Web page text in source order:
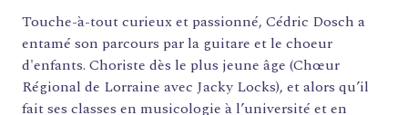
Touche-à-tout curieux et passionné, Cédric Dosch a
entamé son parcours par la guitare et le choeur
d'enfants. Choriste dès le plus jeune âge (Chœur
Régional de Lorraine avec Jacky Locks), et alors qu’il
fait ses classes en musicologie à l’université et en